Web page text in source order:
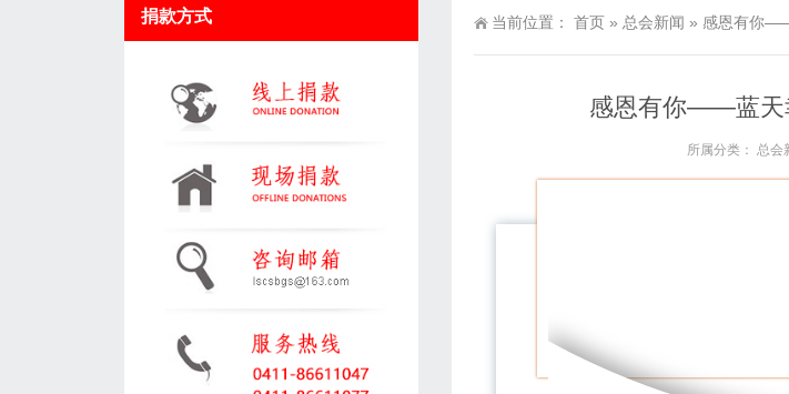
当前位置： 首页 » 总会新闻 » 感恩有你
感恩有你——蓝天
所属分类： 总会
捐款方式